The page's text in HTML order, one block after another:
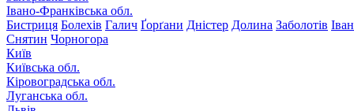
Івано-Франківська обл.
Бистриця Болехів Галич Ґорґани Дністер Долина Заболотів
Снятин Чорногора
Київ
Київська обл.
Кіровоградська обл.
Луганська обл.